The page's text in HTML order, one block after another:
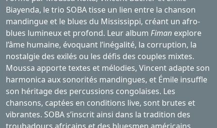
Biayenda, le trio SOBA tisse un lien entre la chanson
mandingue et le blues du Mississippi, créant un afro-
blues lumineux et profond. Leur album Fiman explore
l’âme humaine, évoquant l’inégalité, la corruption, la
nostalgie des exilés ou les défis des couples mixtes.
Moussa apporte textes et mélodies, Vincent adapte son
harmonica aux sonorités mandingues, et Émile insuffle
son héritage des percussions congolaises. Les
chansons, captées en conditions live, sont brutes et
vibrantes. SOBA s’inscrit ainsi dans la tradition des